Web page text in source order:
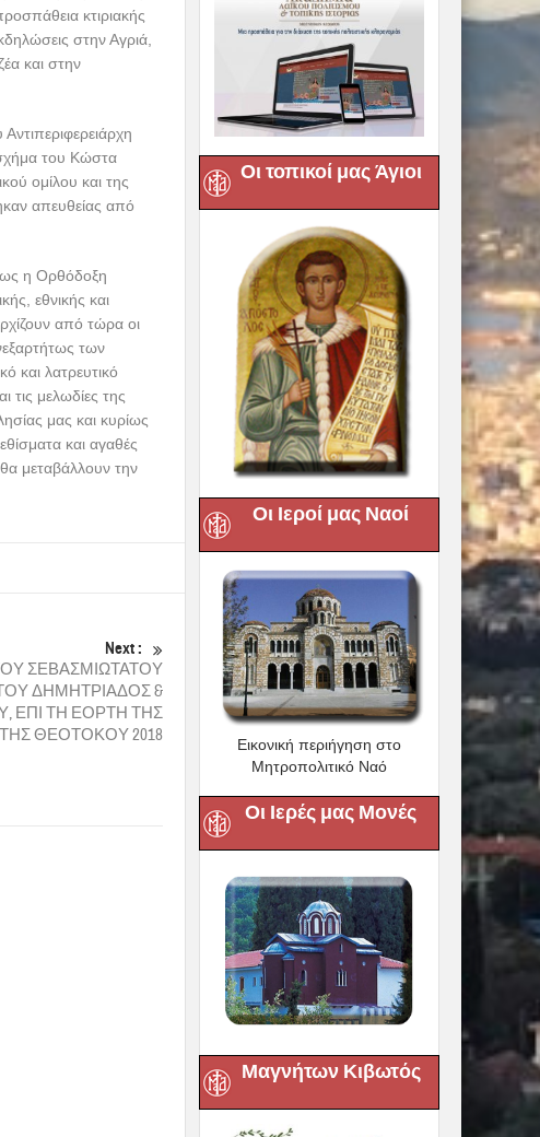
στην Αγριά,
και στην
του Κώστα
ομίλου και της
απευθείας από
εθνικής και
από τώρα οι
των
λατρευτικό
μελωδίες της
μας και κυρίως
και αγαθές
μεταβάλλουν την
ΣΕΒΑΣΜΙΩΤΑΤΟΥ
ΔΗΜΗΤΡΙΑΔΟΣ &
ΕΠΙ ΤΗ ΕΟΡΤΗ ΤΗΣ
ΘΕΟΤΟΚΟΥ 2018
Οι τοπικοί μας Άγιοι
Οι Ιεροί μας Ναοί
Εικονική περιήγηση στο
Μητροπολιτικό Ναό
Οι Ιερές μας Μονές
Μαγνήτων Κιβωτός